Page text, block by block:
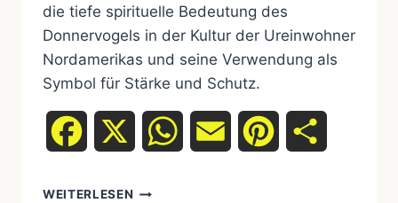
die tiefe spirituelle Bedeutung des
Donnervogels in der Kultur der Ureinwohner
Nordamerikas und seine Verwendung als
Symbol für Stärke und Schutz.
Facebook WhatsAppEmail Pinterest
WEITERLESEN DIE